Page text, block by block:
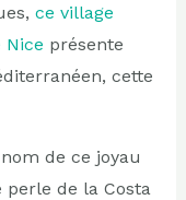
ce village
Nice présente
cette
de ce joyau
perle de la Costa